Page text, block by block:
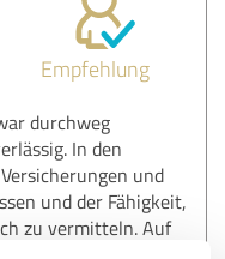
Empfehlung
durchweg
In den
und
und der Fähigkeit,
zu vermitteln. Auf